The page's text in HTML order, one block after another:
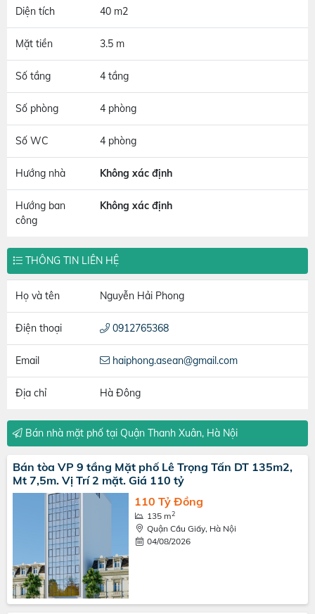
Diện tích 40 m2
Mặt tiền 3.5 m
Số tầng 4 tầng
Số phòng 4 phòng
Số WC 4 phòng
Hướng nhà Không xác định
Hướng ban
công
Không xác định
THÔNG TIN LIÊN HỆ
Họ và tên Nguyễn Hải Phong
Điện thoại 0912765368
Email haiphong.asean@gmail.com
Địa chỉ Hà Đông
Bán nhà mặt phố tại Quận Thanh Xuân, Hà Nội
Bán tòa VP 9 tầng Mặt phố Lê Trọng Tấn DT 135m2,
Mt 7,5m. Vị Trí 2 mặt. Giá 110 tỷ
110 Tỷ Đồng
135 m2
Quận Cầu Giấy, Hà Nội
04/08/2026